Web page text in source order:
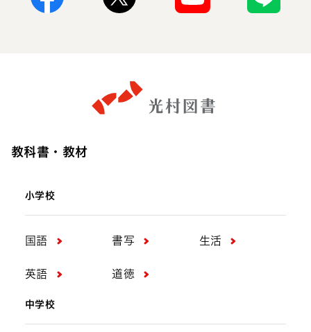
教科書・教材
小学校
国語 書写 生活
英語 道徳
中学校